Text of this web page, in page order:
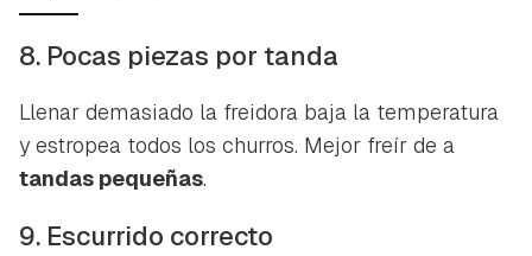
8. Pocas piezas por tanda
Llenar demasiado la freidora baja la temperatura
y estropea todos los churros. Mejor freír de a
tandas pequeñas.
9. Escurrido correcto